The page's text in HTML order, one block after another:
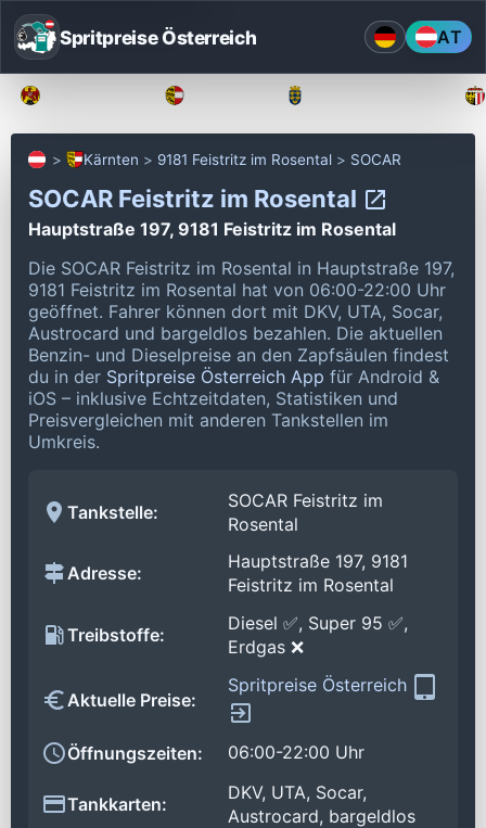
Spritpreise Österreich AT
Kärnten 9181 Feistritz im Rosental SOCAR
SOCAR Feistritz im Rosental
Hauptstraße 197, 9181 Feistritz im Rosental
Die SOCAR Feistritz im Rosental in Hauptstraße 197,
9181 Feistritz im Rosental hat von 06:00-22:00 Uhr
geöffnet. Fahrer können dort mit DKV, UTA, Socar,
Austrocard und bargeldlos bezahlen. Die aktuellen
Benzin- und Dieselpreise an den Zapfsäulen findest
du in der Spritpreise Österreich App für Android &
iOS – inklusive Echtzeitdaten, Statistiken und
Preisvergleichen mit anderen Tankstellen im
Umkreis.
Tankstelle:
SOCAR Feistritz im
Rosental
Adresse:
Hauptstraße 197, 9181
Feistritz im Rosental
Treibstoffe:
Diesel ✅, Super 95 ✅,
Erdgas ❌
Aktuelle Preise:
Spritpreise Österreich
Öffnungszeiten: 06:00-22:00 Uhr
Tankkarten:
DKV, UTA, Socar,
Austrocard, bargeldlos